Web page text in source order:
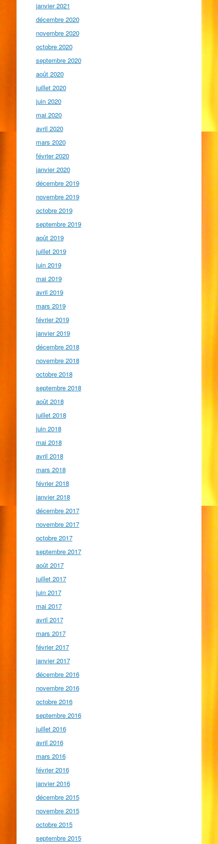
janvier 2021
décembre 2020
novembre 2020
octobre 2020
septembre 2020
août 2020
juillet 2020
juin 2020
mai 2020
avril 2020
mars 2020
février 2020
janvier 2020
décembre 2019
novembre 2019
octobre 2019
septembre 2019
août 2019
juillet 2019
juin 2019
mai 2019
avril 2019
mars 2019
février 2019
janvier 2019
décembre 2018
novembre 2018
octobre 2018
septembre 2018
août 2018
juillet 2018
juin 2018
mai 2018
avril 2018
mars 2018
février 2018
janvier 2018
décembre 2017
novembre 2017
octobre 2017
septembre 2017
août 2017
juillet 2017
juin 2017
mai 2017
avril 2017
mars 2017
février 2017
janvier 2017
décembre 2016
novembre 2016
octobre 2016
septembre 2016
juillet 2016
avril 2016
mars 2016
février 2016
janvier 2016
décembre 2015
novembre 2015
octobre 2015
septembre 2015